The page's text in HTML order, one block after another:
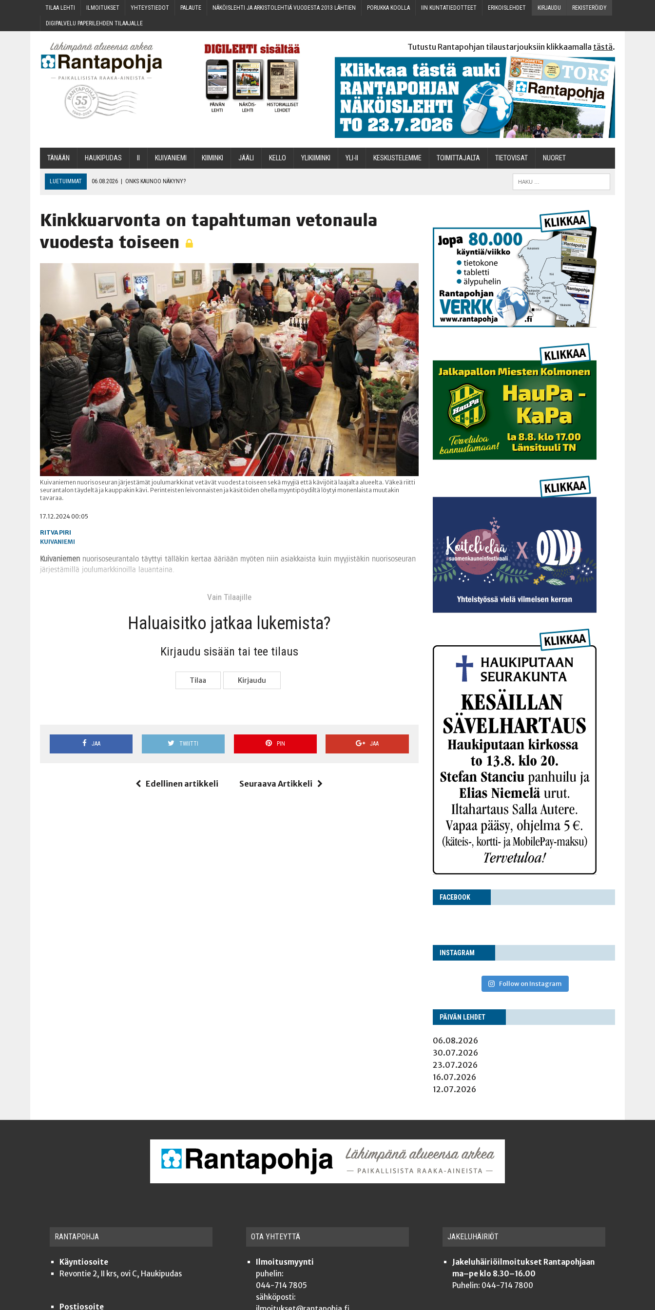
TILAA LEH­TI ILMOI­TUK­SET YHTEYS­TIE­DOT PALAU­TE NÄKÖIS­LEH­TI JA ARKIS­TO­LEH­TIÄ VUO­DES­TA 2013 LÄHTIEN PORUK­KA KOOLLA IIN KUN­TA­TIE­DOT­TEET ERI­KOIS­LEH­DET KIR­JAU­DU REKIS­TE­RÖI­DY
DIGI­PAL­VE­LU PAPE­RI­LEH­DEN TILAAJALLE
Tutustu Rantapohjan tilaustarjouksiin klikkaamalla tästä.
TÄNÄÄN HAU­KI­PU­DAS KUI­VA­NIE­MI KII­MIN­KI JÄÄ­LI KEL­LO YLI­KII­MIN­KI YLI-II KES­KUS­TE­LEM­ME TOI­MIT­TA­JAL­TA TIETOVISAT NUO­RET
LUETUIMMAT 06.08.2026 | ONKS KAU­NOO NÄKYNY?
06.08.2026 | OPIN­TOI­HIN KAN­SA­LAIS­OPIS­TOS­SA VOI SAA­DA AVUSTUSTA
06.08.2026 | KII­MIN­KI­PÄI­VÄT JÄR­JES­TE­TÄÄN PERIN­TEI­TÄ KUNNIOITTAEN
Kink­kuar­von­ta on tapah­tu­man veto­nau­la
vuo­des­ta toiseen
Kuivaniemen nuorisoseuran järjestämät joulumarkkinat vetävät vuodesta toiseen sekä myyjiä että kävijöitä laajalta alueelta. Väkeä riitti
seurantalon täydeltä ja kauppakin kävi. Perinteisten leivonnaisten ja käsitöiden ohella myyntipöydiltä löytyi monenlaista muutakin
tavaraa.
17.12.2024 00:05
RITVA PIRI
KUIVANIEMI
Kui­va­nie­men nuo­ri­so­seu­ran­ta­lo täyt­tyi täl­lä­kin ker­taa ääri­ään myö­ten niin asiak­kais­ta kuin myy­jis­tä­kin nuo­ri­so­seu­ran
jär­jes­tä­mil­lä jou­lu­mark­ki­noil­la lauantaina.
Vain Tilaa­jil­le
Haluai­sit­ko jat­kaa lukemista?
Kir­jau­du sisään tai tee tilaus
Tilaa Kir­jau­du
JAA TWIITTI PIN JAA
Edellinen artikkeli Seuraava Artikkeli
FACE­BOOK
INS­TA­GRAM
Follow on Instagram
PÄI­VÄN LEHDET
06.08.2026
30.07.2026
23.07.2026
16.07.2026
12.07.2026
RAN­TA­POH­JA
Käyntiosoite
Revontie 2, II krs, ovi C, Haukipudas
Postiosoite
OTA YHTEYT­TÄ
Ilmoitusmyynti
puhelin:
044-714 7805
sähköposti:
JAKE­LU­HÄI­RIÖT
Jakeluhäiriöilmoitukset Rantapohjaan
ma–pe klo 8.30–16.00
Puhelin: 044-714 7800